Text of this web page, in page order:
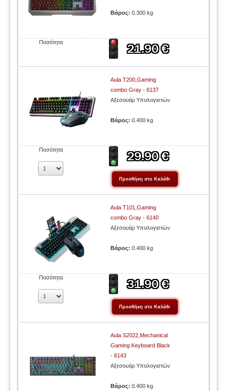
Βάρος:0.300 kg
Ποσότητα
Aula T200,Gaming
combo Gray - 6137
Αξεσουάρ Υπολογιστών
Βάρος:0.400 kg
Ποσότητα
Aula T101,Gaming
combo Gray - 6140
Αξεσουάρ Υπολογιστών
Βάρος:0.400 kg
Ποσότητα
Aula S2022,Mechanical
Gaming Keyboard Black
- 6143
Αξεσουάρ Υπολογιστών
Βάρος:0.400 kg